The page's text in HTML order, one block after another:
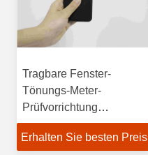
Tragbare Fenster-
Tönungs-Meter-
Prüfvorrichtung
sichtbares helles UVir-
Geometrie-Getriebe
Erhalten Sie besten Preis